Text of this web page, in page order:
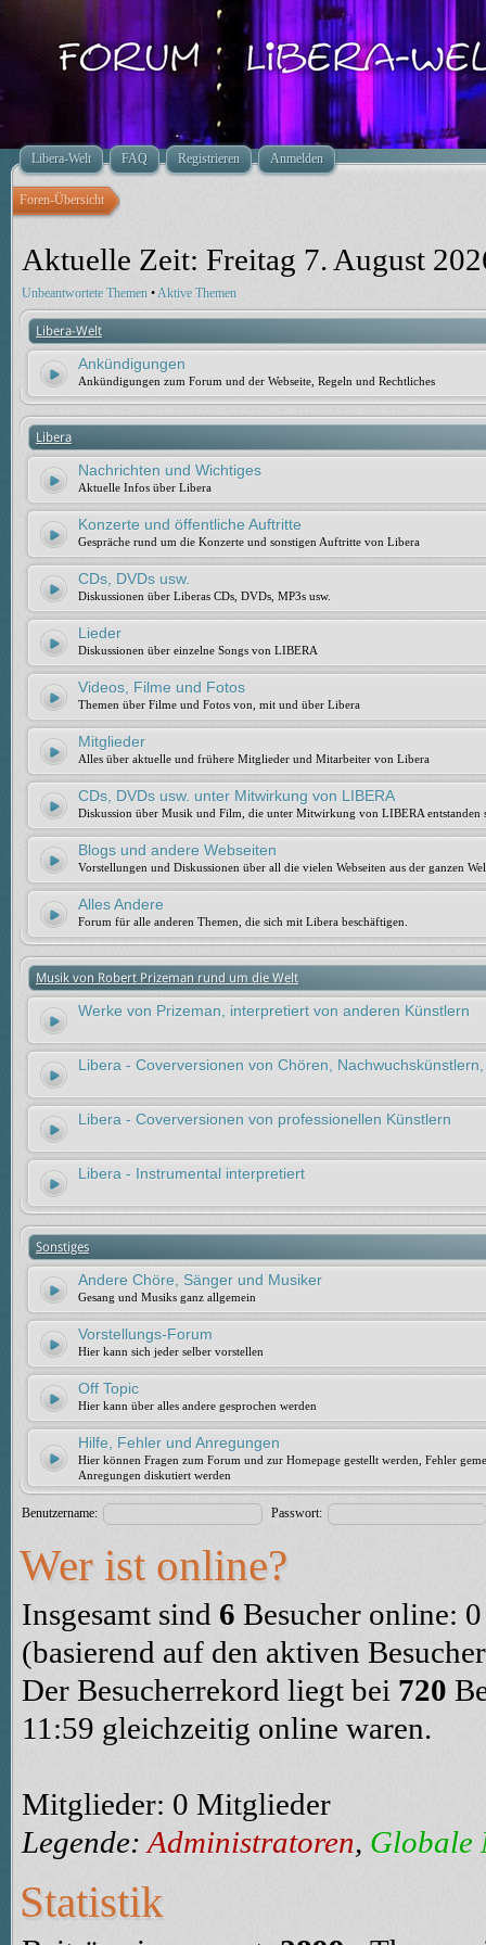
Libera-Welt FAQ Registrieren Anmelden
Foren-Übersicht
Aktuelle Zeit: Freitag 7. August
Unbeantwortete Themen •Aktive Themen
Libera-Welt
Ankündigungen
Ankündigungen zum Forum und der Webseite, Regeln und Rechtliches
Libera
Nachrichten und Wichtiges
Aktuelle Infos über Libera
Konzerte und öffentliche Auftritte
Gespräche rund um die Konzerte und sonstigen Auftritte von Libera
CDs, DVDs usw.
Diskussionen über Liberas CDs, DVDs, MP3s usw.
Lieder
Diskussionen über einzelne Songs von LIBERA
Videos, Filme und Fotos
Themen über Filme und Fotos von, mit und über Libera
Mitglieder
Alles über aktuelle und frühere Mitglieder und Mitarbeiter von Libera
CDs, DVDs usw. unter Mitwirkung von LIBERA
Diskussion über Musik und Film, die unter Mitwirkung von LIBERA entstanden
Blogs und andere Webseiten
Vorstellungen und Diskussionen über all die vielen Webseiten aus der ganzen
Alles Andere
Forum für alle anderen Themen, die sich mit Libera beschäftigen.
Musik von Robert Prizeman rund um die Welt
Werke von Prizeman, interpretiert von anderen Künstlern
Libera - Coverversionen von Chören,
Libera - Coverversionen von professionellen Künstlern
Libera - Instrumental interpretiert
Sonstiges
Andere Chöre, Sänger und Musiker
Gesang und Musiks ganz allgemein
Vorstellungs-Forum
Hier kann sich jeder selber vorstellen
Off Topic
Hier kann über alles andere gesprochen werden
Hilfe, Fehler und Anregungen
Hier können Fragen zum Forum und zur Homepage gestellt werden, Fehler
Anregungen diskutiert werden
Benutzername: Passwort:
Wer ist online?
Insgesamt sind 6 Besucher online:
(basierend auf den aktiven
Der Besucherrekord liegt bei 720
11:59 gleichzeitig online waren.
Mitglieder: 0 Mitglieder
Legende: Administratoren, Globale
Statistik